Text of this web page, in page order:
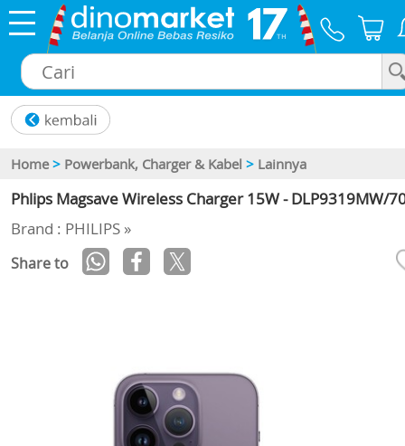
Home > Powerbank, Charger & Kabel > Lainnya
Phlips Magsave Wireless Charger 15W - DLP9319MW/
Brand : PHILIPS »
Share to